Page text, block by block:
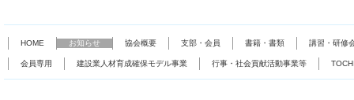
HOME お知らせ 協会概要 支部・会員 書籍・書類 講習・研修
会員専用 建設業人材育成確保モデル事業 行事・社会貢献活動事業等